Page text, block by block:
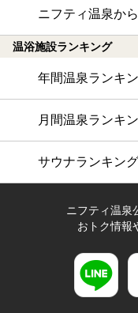
ニフティ温泉か
温浴施設ランキング
年間温泉ランキ
月間温泉ランキ
サウナランキング
ニフティ温泉
おトク情報